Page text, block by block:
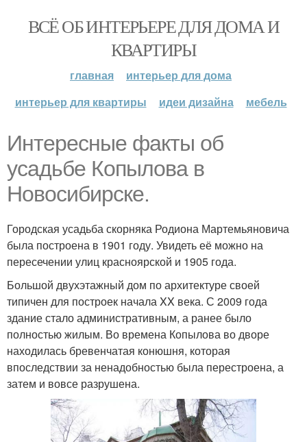
ВСЁ ОБ ИНТЕРЬЕРЕ ДЛЯ ДОМА И
КВАРТИРЫ
главная
интерьер для дома
интерьер для квартиры
идеи дизайна мебель
Интересные факты об
усадьбе Копылова в
Новосибирске.
Городская усадьба скорняка Родиона Мартемьяновича
была построена в 1901 году. Увидеть её можно на
пересечении улиц красноярской и 1905 года.
Большой двухэтажный дом по архитектуре своей
типичен для построек начала XX века. С 2009 года
здание стало административным, а ранее было
полностью жилым. Во времена Копылова во дворе
находилась бревенчатая конюшня, которая
впоследствии за ненадобностью была перестроена, а
затем и вовсе разрушена.